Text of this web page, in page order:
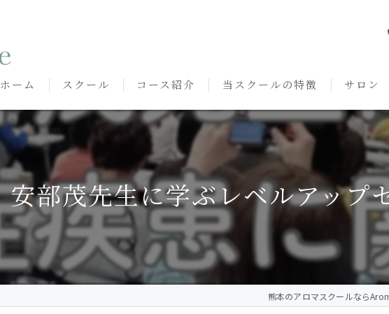
ホーム スクール
熊本本校の特徴
熊本みゆき校の特徴
代表挨拶
講師紹介
卒講生の声
コース紹介
NARD JAPAN
アロマ・アドバイザーコース
アロマ・インストラクターコース
アロマ・セラピストコース
KACセラピスト
クリニークアロマ リンパドレナージュコース
当スクールの特徴
資格
独立開業支援
セルフメディケーション
ハンドマッサージ
オイル
サロン
サロン
術後・病
施術事例
安部茂先生に学ぶレベルアップ
熊本のアロマスクールなら